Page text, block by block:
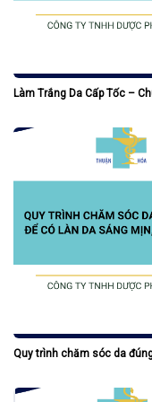
Làm Trắng Da Cấp Tốc –
Quy trình chăm sóc da